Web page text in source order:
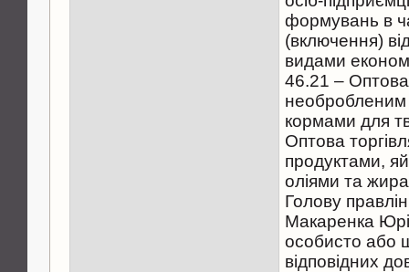
формувань в
(включення)
видами
46.21 – Оптова
необробленим
кормами для
Оптова
продуктами,
оліями та
Голову
Макаренка
особисто або
відповідних